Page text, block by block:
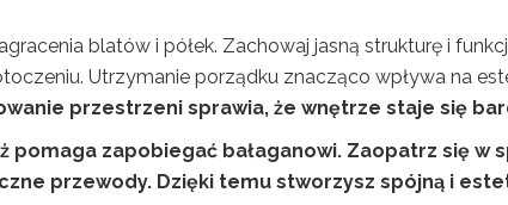
blatów i półek. Zachowaj jasną strukturę i
Utrzymanie porządku znacząco wpływa na
przestrzeni sprawia, że wnętrze staje się
pomaga zapobiegać bałaganowi. Zaopatrz się w
przewody. Dzięki temu stworzysz spójną i